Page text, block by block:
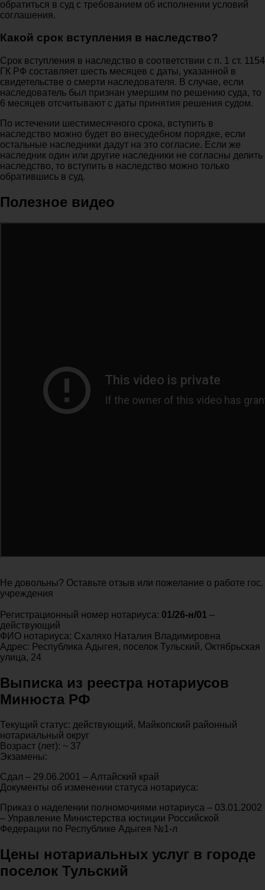
обратиться в суд с требованием об исполнении условий
соглашения.
Какой срок вступления в наследство?
Срок вступления в наследство в соответствии с п. 1 ст. 1154
ГК РФ составляет шесть месяцев с даты, указанной в
свидетельстве о смерти наследователя. В случае, если
наследователь был признан умершим по решению суда, то
6 месяцев отсчитывают с даты принятия решения судом.
По истечении шестимесячного срока, вступить в
наследство можно будет во внесудебном порядке, если
остальные наследники дадут на это согласие. Если же
наследник один или другие наследники не согласны делить
наследство, то вступить в наследство можно только
обратившись в суд.
Полезное видео
Не довольны? Оставьте отзыв или пожелание о работе гос.
учреждения
Регистрационный номер нотариуса: 01/26-н/01 –
действующий
ФИО нотариуса: Схаляхо Наталия Владимировна
Адрес: Республика Адыгея, поселок Тульский, Октябрьская
улица, 24
Выписка из реестра нотариусов
Минюста РФ
Текущий статус: действующий, Майкопский районный
нотариальный округ
Возраст (лет): ~ 37
Экзамены:
Сдал – 29.06.2001 – Алтайский край
Документы об изменении статуса нотариуса:
Приказ о наделении полномочиями нотариуса – 03.01.2002
– Управление Министерства юстиции Российской
Федерации по Республике Адыгея №1-л
Цены нотариальных услуг в городе
поселок Тульский